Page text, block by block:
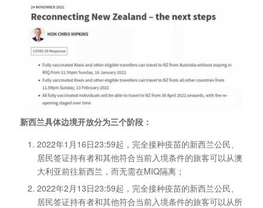
新西兰具体边境开放分为三个阶段：
2022年1月16日23:59起，完全接种疫苗的新西兰公民、
居民签证持有者和其他符合当前入境条件的旅客可以从澳
大利亚前往新西兰，而无需在MIQ隔离；
2022年2月13日23:59起，完全接种疫苗的新西兰公民、
居民签证持有者和其他符合当前入境条件的旅客可以从所